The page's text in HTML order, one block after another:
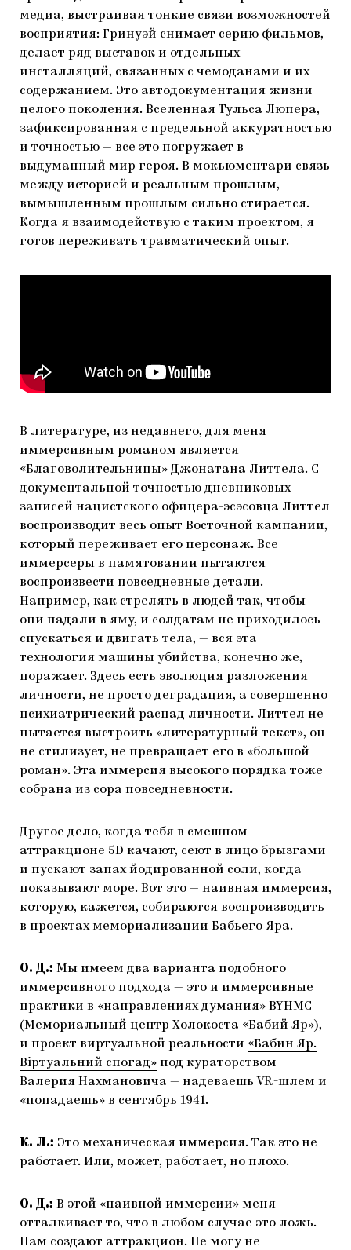
медиа, выстраивая тонкие связи возможностей
восприятия: Гринуэй снимает серию фильмов,
делает ряд выставок и отдельных
инсталляций, связанных с чемоданами и их
содержанием. Это автодокументация жизни
целого поколения. Вселенная Тульса Люпера,
зафиксированная с предельной аккуратностью
и точностью — все это погружает в
выдуманный мир героя. В мокьюментари связь
между историей и реальным прошлым,
вымышленным прошлым сильно стирается.
Когда я взаимодействую с таким проектом, я
готов переживать травматический опыт.
В литературе, из недавнего, для меня
иммерсивным романом является
«Благоволительницы» Джонатана Литтела. С
документальной точностью дневниковых
записей нацистского офицера-эсэсовца Литтел
воспроизводит весь опыт Восточной кампании,
который переживает его персонаж. Все
иммерсеры в памятовании пытаются
воспроизвести повседневные детали.
Например, как стрелять в людей так, чтобы
они падали в яму, и солдатам не приходилось
спускаться и двигать тела, — вся эта
технология машины убийства, конечно же,
поражает. Здесь есть эволюция разложения
личности, не просто деградация, а совершенно
психиатрический распад личности. Литтел не
пытается выстроить «литературный текст», он
не стилизует, не превращает его в «большой
роман». Эта иммерсия высокого порядка тоже
собрана из сора повседневности.
Другое дело, когда тебя в смешном
аттракционе 5D качают, сеют в лицо брызгами
и пускают запах йодированной соли, когда
показывают море. Вот это — наивная иммерсия,
которую, кажется, собираются воспроизводить
в проектах мемориализации Бабьего Яра.
О. Д.: Мы имеем два варианта подобного
иммерсивного подхода — это и иммерсивные
практики в «направлениях думания» BYHMC
(Мемориальный центр Холокоста «Бабий Яр»),
и проект виртуальной реальности «Бабин Яр.
Віртуальний спогад» под кураторством
Валерия Нахмановича — надеваешь VR-шлем и
«попадаешь» в сентябрь 1941.
К. Л.: Это механическая иммерсия. Так это не
работает. Или, может, работает, но плохо.
О. Д.: В этой «наивной иммерсии» меня
отталкивает то, что в любом случае это ложь.
Нам создают аттракцион. Не могу не